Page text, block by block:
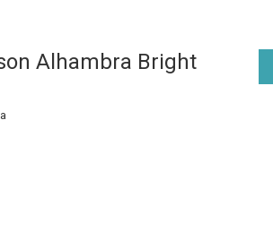
Alhambra Bright